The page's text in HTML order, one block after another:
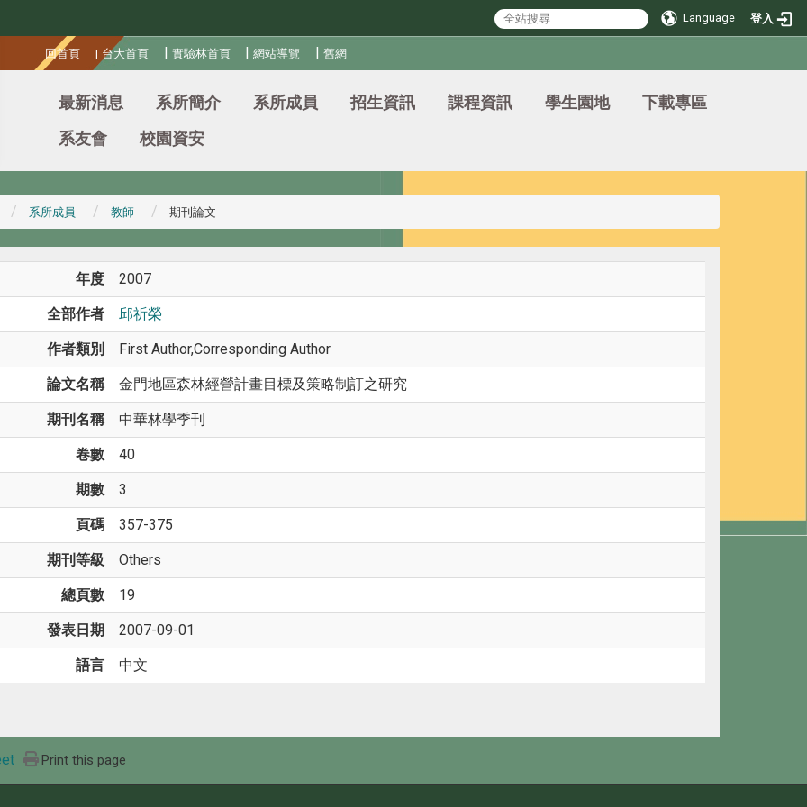
Language 登入
回首頁 | 台大首頁 | 實驗林首頁 |網站導覽 |舊網
最新消息 系所簡介 系所成員 招生資訊 課程資訊 學生園地
下載專區
系友會
校園資安
系所成員 教師 期刊論文
年度 2007
全部作者 邱祈榮
作者類別 First Author,Corresponding Author
論文名稱 金門地區森林經營計畫目標及策略制訂之研究
期刊名稱 中華林學季刊
卷數 40
期數 3
頁碼 357-375
期刊等級 Others
總頁數 19
發表日期 2007-09-01
語言 中文
Print this page